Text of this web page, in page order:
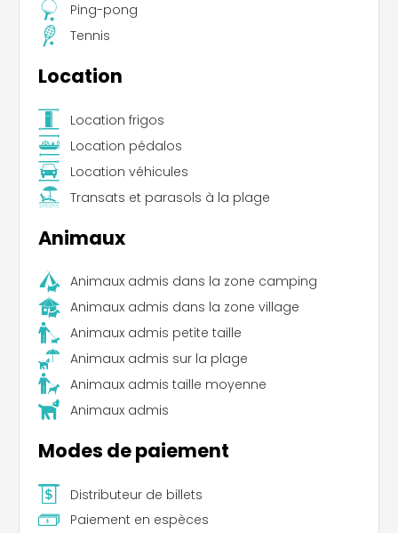
Ping-pong
Tennis
Location
Location frigos
Location pédalos
Location véhicules
Transats et parasols à la plage
Animaux
Animaux admis dans la zone camping
Animaux admis dans la zone village
Animaux admis petite taille
Animaux admis sur la plage
Animaux admis taille moyenne
Animaux admis
Modes de paiement
Distributeur de billets
Paiement en espèces